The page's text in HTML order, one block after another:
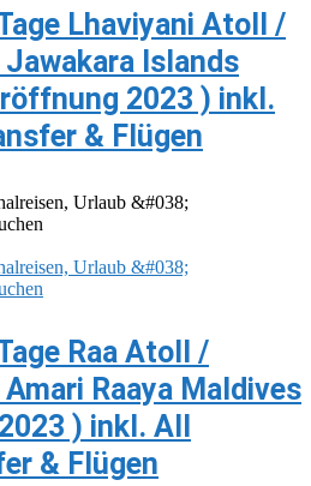
Lhaviyani Atoll /
Islands
2023 ) inkl.
& Flügen
Raa Atoll /
Raaya Maldives
) inkl. All
& Flügen